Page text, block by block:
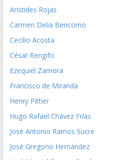
Aristides Rojas
Carmen Delia Bencomo
Cecilio Acosta
César Rengifo
Ezequiel Zamora
Francisco de Miranda
Henry Pittier
Hugo Rafael Chávez Frías
José Antonio Ramos Sucre
José Gregorio Hernández